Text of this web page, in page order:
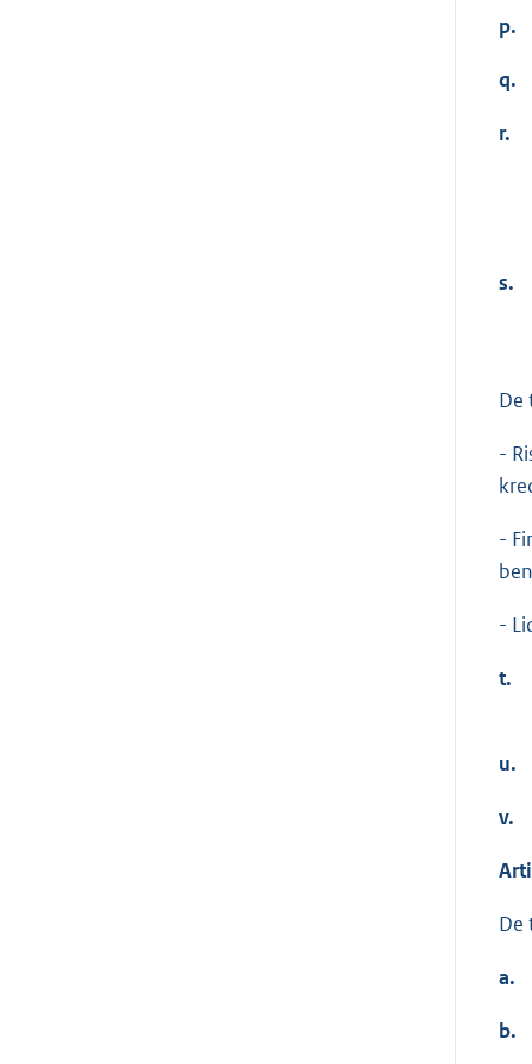
p.
q.
r.
s.
De
-
-
-
t.
u.
v.
De
a.
b.